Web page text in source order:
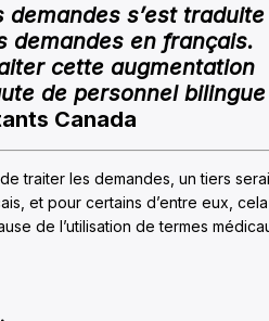
demandes s’est traduite
demandes en français.
cette augmentation
de personnel bilingue
Canada
traiter les demandes, un tiers
et pour certains d’entre eux, cela
de l’utilisation de termes